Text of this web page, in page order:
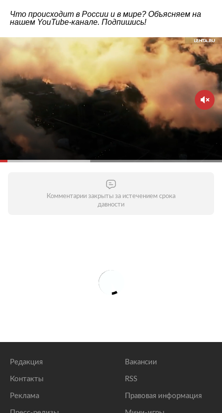
Что происходит в России и в мире? Объясняем на
нашем YouTube-канале. Подпишись!
Комментарии закрыты за истечением срока
давности
Редакция
Контакты
Реклама
Вакансии
RSS
Правовая информация